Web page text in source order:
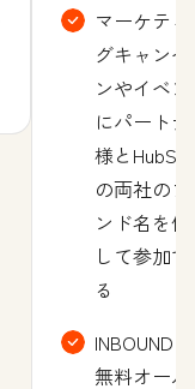
マーケテ
グキャン
ンやイベ
にパート
様と
の両社の
ンド名を
して参加
る
INBOUNDの
無料オー